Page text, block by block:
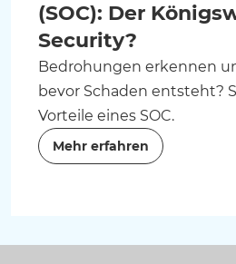
(SOC): Der
Security?
Bedrohungen erkennen
bevor Schaden entsteht?
Vorteile eines SOC.
Mehr erfahren